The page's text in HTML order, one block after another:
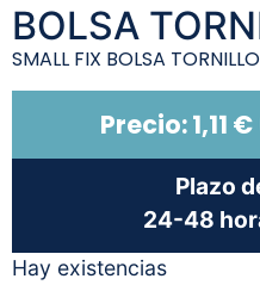
BOLSA
SMALL FIX BOLSA
Precio:1,11 €
Plazo
24-48
Hay existencias